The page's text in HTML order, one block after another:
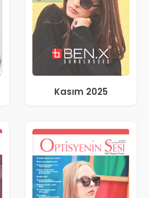
Kasım 2025